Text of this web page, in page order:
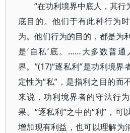
“在功利境界中底人，其
底目的。他们于有此种行为
为。他们行为的目的，都是为
是‘自私’底。……大多数普
界。”(17)“逐私利”是功利境界
定性为“私”，是指利之目的而
来说，功利境界者的守法行
果。“逐私利”之中的“利”，
增加现有利益，也可以理解